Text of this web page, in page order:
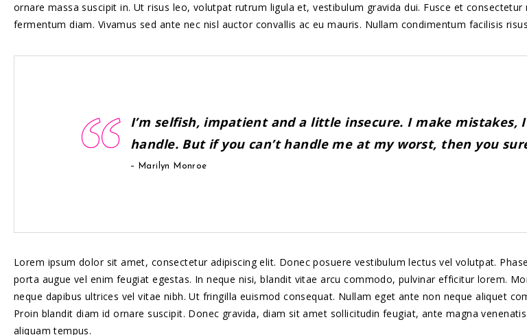
ornare massa suscipit in. Ut risus leo, volutpat rutrum ligula et, vestibulum gravida dui. Fusce et
fermentum diam. Vivamus sed ante nec nisl auctor convallis ac eu mauris. Nullam condimentum facilisis
I’m selfish, impatient and a little insecure. I make
handle. But if you can’t handle me at my worst, then you
– Marilyn Monroe
Lorem ipsum dolor sit amet, consectetur adipiscing elit. Donec posuere vestibulum lectus vel volutpat.
porta augue vel enim feugiat egestas. In neque nisi, blandit vitae arcu commodo, pulvinar efficitur lorem.
neque dapibus ultrices vel vitae nibh. Ut fringilla euismod consequat. Nullam eget ante non neque aliquet
Proin blandit diam id ornare suscipit. Donec gravida, diam sit amet sollicitudin feugiat, ante magna
aliquam tempus.